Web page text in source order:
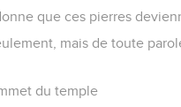
que ces pierres
mais de toute
du temple